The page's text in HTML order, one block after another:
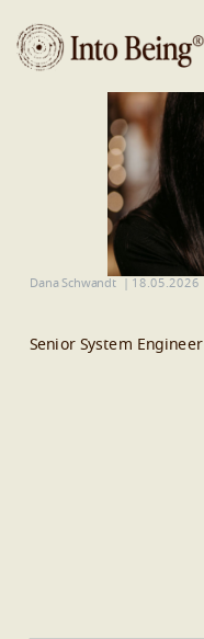
Dana Schwandt 18.05.2026
Senior System Engineer